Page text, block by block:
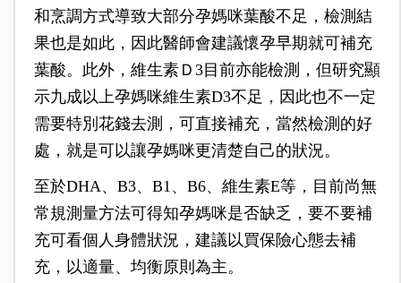
和烹調方式導致大部分孕媽咪葉酸不足，檢測結
果也是如此，因此醫師會建議懷孕早期就可補充
葉酸。此外，維生素Ｄ3目前亦能檢測，但研究顯
示九成以上孕媽咪維生素D3不足，因此也不一定
需要特別花錢去測，可直接補充，當然檢測的好
處，就是可以讓孕媽咪更清楚自己的狀況。
至於DHA、B3、B1、B6、維生素E等，目前尚無
常規測量方法可得知孕媽咪是否缺乏，要不要補
充可看個人身體狀況，建議以買保險心態去補
充，以適量、均衡原則為主。